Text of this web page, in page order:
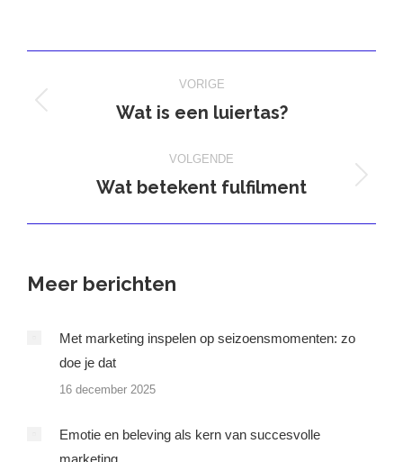
navigatie
VORIGE
Vorig
Wat is een luiertas?
VOLGENDE
Volgend
Wat betekent fulfilment
Meer berichten
Met marketing inspelen op seizoensmomenten: zo
doe je dat
16 december 2025
Emotie en beleving als kern van succesvolle
marketing